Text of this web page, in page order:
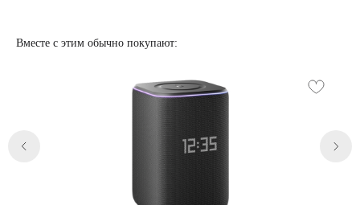
Вместе с этим обычно покупают:
2026 © Магазин Просервис. Сайт носит сугубо информационный
характер и не является публичной офертой, определяемой Статьей
437 (2) ГК РФ. Apple, логотип Apple и изображения Apple являются
зарегистрированными товарными знаками компании Apple Inc. в
США и других странах. App Store является знаком обслуживания
компании Apple Inc. Instagram принадлежит компании Meta,
признанной экстремистской организацией и запрещенной в РФ. Наш
сайт, его материалы, дизайн являются объектами авторского